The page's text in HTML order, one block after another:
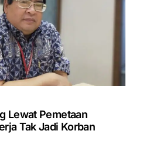
Lewat Pemetaan
Tak Jadi Korban